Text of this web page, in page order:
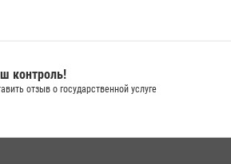
вневедомственной охраны с
11:25
контроль!
отзыв о государственной услуге